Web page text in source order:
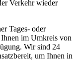
Verkehr wieder
Tages- oder
im Umkreis von
Wir sind 24
um Ihnen in